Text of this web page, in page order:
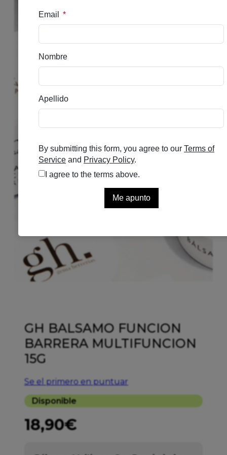
GH BALSAMO FUNCION
BARRERA MULTIFUNCION
15G
Se el primero en puntuar
Disponible
18,90€